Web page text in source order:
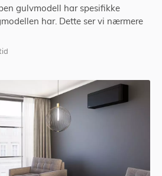
gulvmodell har spesifikke
har. Dette ser vi nærmere